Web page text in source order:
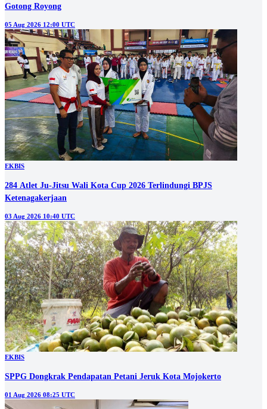
Gotong Royong
05 Aug 2026 12:00 UTC
EKBIS
284 Atlet Ju-Jitsu Wali Kota Cup 2026 Terlindungi BPJS
Ketenagakerjaan
03 Aug 2026 10:40 UTC
EKBIS
SPPG Dongkrak Pendapatan Petani Jeruk Kota Mojokerto
01 Aug 2026 08:25 UTC